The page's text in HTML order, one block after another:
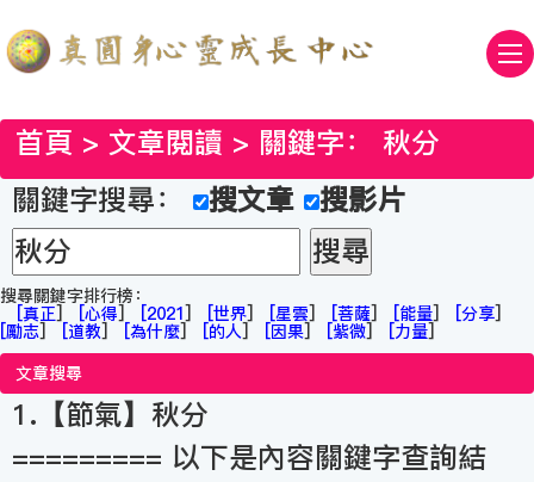
首頁 > 文章閱讀 > 關鍵字： 秋分
關鍵字搜尋：
搜文章 搜影片
搜尋關鍵字排行榜：
[真正] [心得] [2021] [世界] [星雲] [菩薩] [能量] [分享]
[勵志] [道教] [為什麼] [的人] [因果] [紫微] [力量]
文章搜尋
1.【節氣】秋分
========= 以下是內容關鍵字查詢結